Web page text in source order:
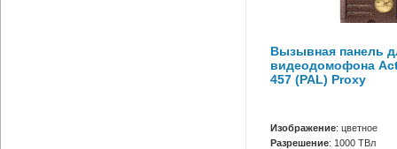
Вызывная панель
видеодомофона
457 (PAL) Proxy
Изображение: цветное
Разрешение: 1000 ТВл